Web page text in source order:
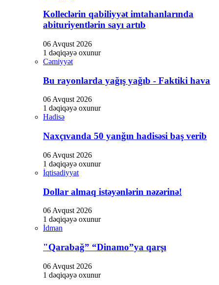
Kolleclərin qabiliyyət imtahanlarında
abituriyentlərin sayı artıb
06 Avqust 2026
1 dəqiqəyə oxunur
Cəmiyyət
Bu rayonlarda yağış yağıb - Faktiki hava
06 Avqust 2026
1 dəqiqəyə oxunur
Hadisə
Naxçıvanda 50 yanğın hadisəsi baş verib
06 Avqust 2026
1 dəqiqəyə oxunur
İqtisadiyyat
Dollar almaq istəyənlərin nəzərinə!
06 Avqust 2026
1 dəqiqəyə oxunur
İdman
"Qarabağ” “Dinamo”ya qarşı
06 Avqust 2026
1 dəqiqəyə oxunur